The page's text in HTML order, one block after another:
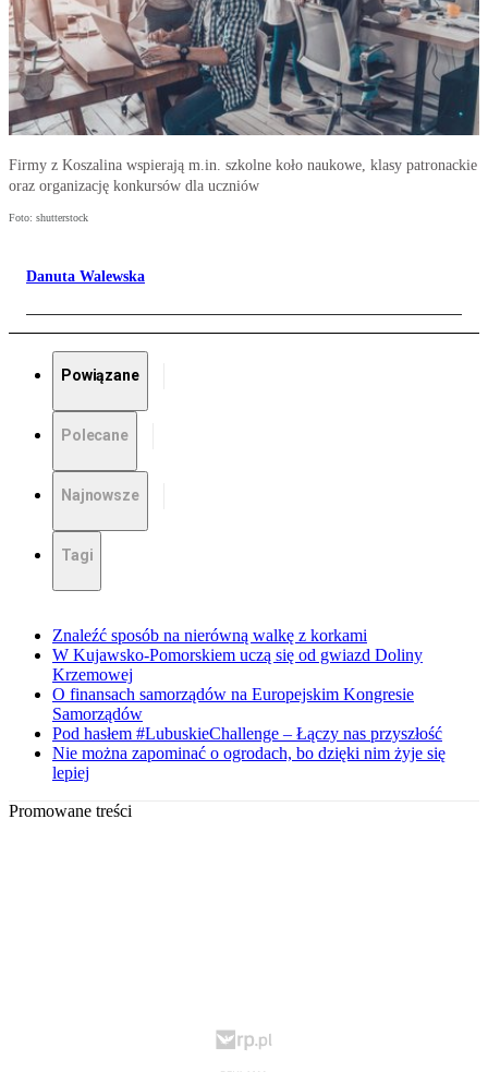
Firmy z Koszalina wspierają m.in. szkolne koło naukowe, klasy patronackie
oraz organizację konkursów dla uczniów
Foto: shutterstock
Danuta Walewska
Powiązane
Polecane
Najnowsze
Tagi
Znaleźć sposób na nierówną walkę z korkami
W Kujawsko-Pomorskiem uczą się od gwiazd Doliny
Krzemowej
O finansach samorządów na Europejskim Kongresie
Samorządów
Pod hasłem #LubuskieChallenge – Łączy nas przyszłość
Nie można zapominać o ogrodach, bo dzięki nim żyje się
lepiej
Promowane treści